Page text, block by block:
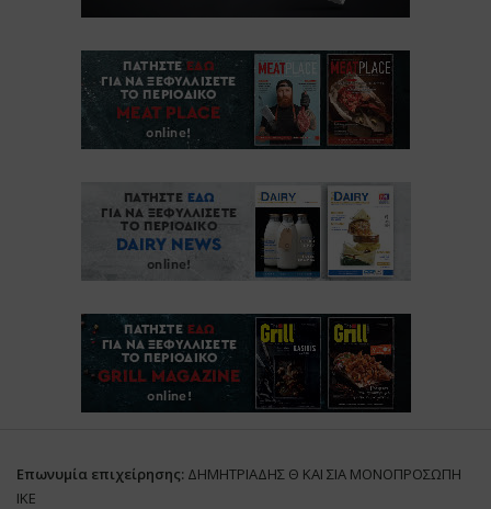
Επωνυμία επιχείρησης: ΔΗΜΗΤΡΙΑΔΗΣ Θ ΚΑΙ ΣΙΑ ΜΟΝΟΠΡΟΣΩΠΗ
ΙΚΕ